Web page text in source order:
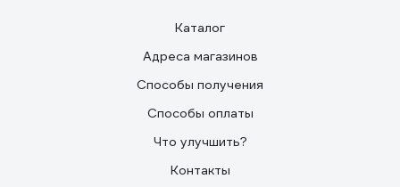
Каталог
Адреса магазинов
Способы получения
Способы оплаты
Что улучшить?
Контакты